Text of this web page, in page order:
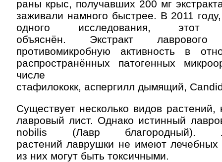
раны крыс, получавших 200 мг
заживали намного быстрее. В 2011
одного исследования,
объяснён. Экстракт
противомикробную активность в
распространённых патогенных
числе
стафилококк, аспергилл дымящий,
Существует несколько видов
лавровый лист. Однако истинный
nobilis (Лавр благородный).
растений лаврушки не имеют лечебных
из них могут быть токсичными.